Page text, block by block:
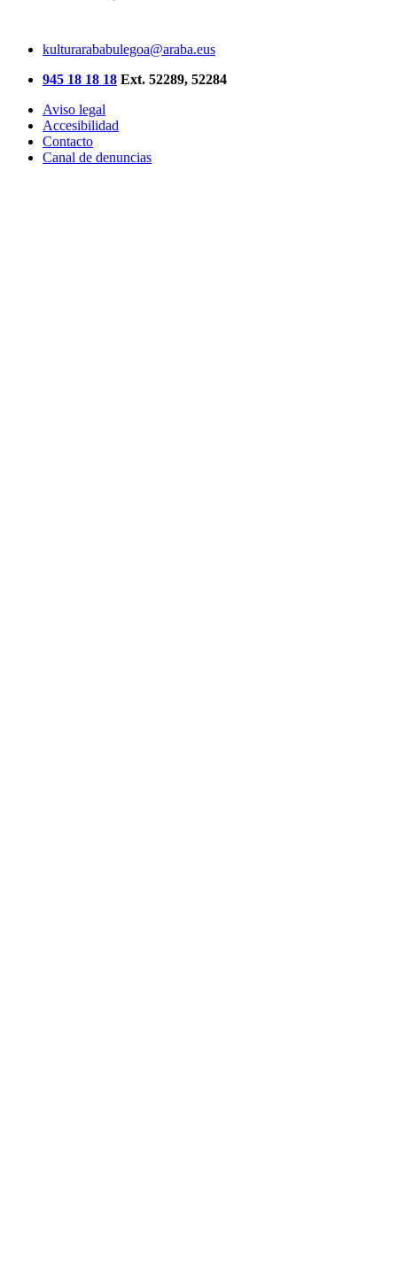
kulturarababulegoa@araba.eus
945 18 18 18 Ext. 52289, 52284
Aviso legal
Accesibilidad
Contacto
Canal de denuncias